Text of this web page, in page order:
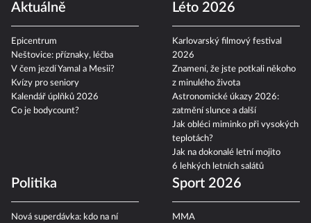
Aktuálně
Epicentrum
Neštovice: příznaky, léčba
V čem jezdí Yamal a Mesii?
Kvízy pro seniory
Kalendář úplňků 2026
Co je bodycount?
Léto 2026
Karlovarský filmový festival
2026
Znamení, že jste potkali někoho
z minulého života
Astronomické úkazy 2026:
zatmění slunce a další
Jak obléci miminko při vysokých
teplotách?
Jak na dokonalé letní mojito
6 lehkých letních salátů
Politika
Nová superdávka: kdo na ní
Sport 2026
MMA